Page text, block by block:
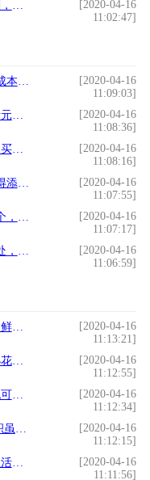
货
[2020-04-16
11:02:47]
创意
[2020-04-16
11:09:03]
爱
[2020-04-16
11:08:36]
爆
[2020-04-16
11:08:16]
爆棚
[2020-04-16
11:07:55]
留
[2020-04-16
11:07:17]
尚
[2020-04-16
11:06:59]
。
[2020-04-16
11:13:21]
物
[2020-04-16
11:12:55]
墅
[2020-04-16
11:12:34]
间
[2020-04-16
11:12:15]
！
[2020-04-16
11:11:56]